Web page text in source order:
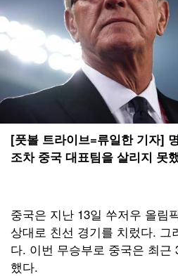
[풋볼 트라이브=류일한 기자]
조차 중국 대표팀을 살리지 못
중국은 지난 13일 쑤저우 올림
상대로 친선 경기를 치렀다. 그
다. 이번 무승부로 중국은 최근
했다.